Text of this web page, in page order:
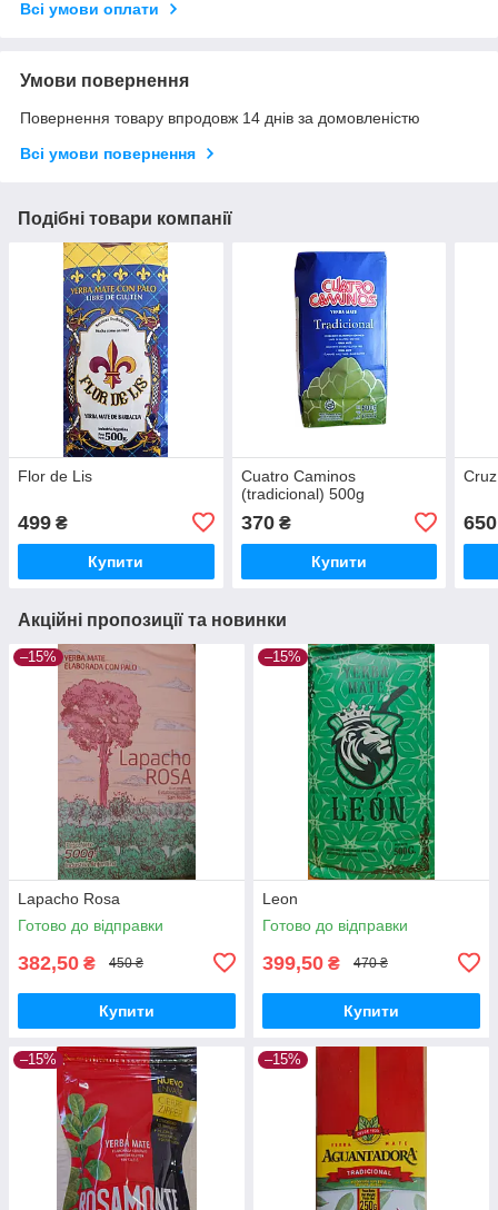
Всі умови оплати
Умови повернення
Повернення товару впродовж 14 днів за домовленістю
Всі умови повернення
Подібні товари компанії
Flor de Lis
499 ₴
Купити
Cuatro Caminos
(tradicional) 500g
370₴
Купити
650
Акційні пропозиції та новинки
–15%
Lapacho Rosa
Готово до відправки
382,50 ₴ 450 ₴
Купити
–15%
Leon
Готово до відправки
399,50 ₴ 470 ₴
Купити
–15% –15%